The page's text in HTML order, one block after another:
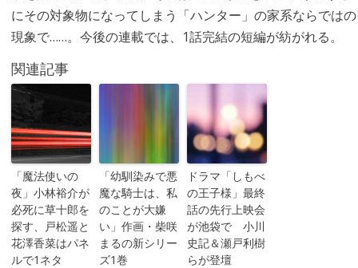
にその対象物になってしまう「ハンター」の家系ならではの
現象で……。今後の連載では、1話完結の短編が紡がれる。
関連記事
「魔法使いの
夜」小林裕介が
必死に草十郎を
探す、戸松遥と
花澤香菜はパネ
ルで1ネタ
「幼馴染みで悪
魔な騎士は、私
のことが大嫌
い」作画・柴咲
まるの新シリー
ズ1巻
ドラマ「しもべ
の王子様」最終
話の先行上映会
が池袋で 小川
史記＆瀬戸利樹
らが登壇